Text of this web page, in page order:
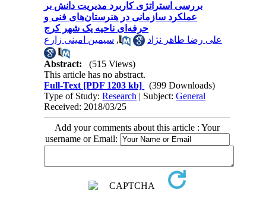
بررسی استراتژی کاربرد مدیریت دانش بر
عملکرد سازمانی در هنرستان‌های فنی و
حرفه‌ای ناحیه یک شهر کرج
علی رضا طاهر نژاد
, سیمین امینی زارع
Abstract:
(515 Views)
This article has no abstract.
Full-Text [PDF 1203 kb]
(399 Downloads)
Type of Study:Research | Subject:General
Received: 2018/03/25
Add your comments about this article : Your
username or Email: